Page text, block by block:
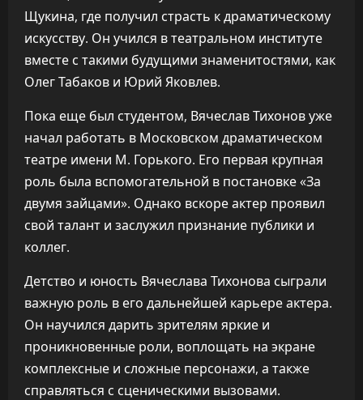
Щукина, где получил страсть к драматическому
искусству. Он учился в театральном институте
вместе с такими будущими знаменитостями, как
Олег Табаков и Юрий Яковлев.
Пока еще был студентом, Вячеслав Тихонов уже
начал работать в Московском драматическом
театре имени М. Горького. Его первая крупная
роль была вспомогательной в постановке «За
двумя зайцами». Однако вскоре актер проявил
свой талант и заслужил признание публики и
коллег.
Детство и юность Вячеслава Тихонова сыграли
важную роль в его дальнейшей карьере актера.
Он научился дарить зрителям яркие и
проникновенные роли, воплощать на экране
комплексные и сложные персонажи, а также
справляться с сценическими вызовами.